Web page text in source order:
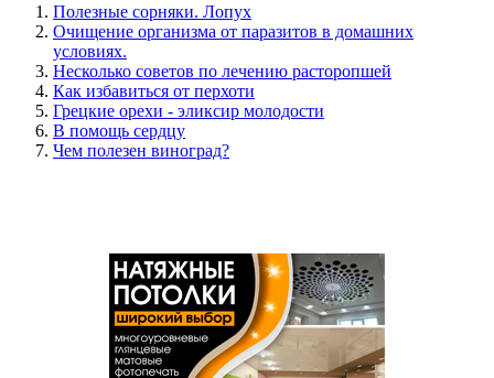
Полезные сорняки. Лопух
Очищение организма от паразитов в домашних
условиях.
Несколько советов по лечению расторопшей
Как избавиться от перхоти
Грецкие орехи - эликсир молодости
В помощь сердцу
Чем полезен виноград?